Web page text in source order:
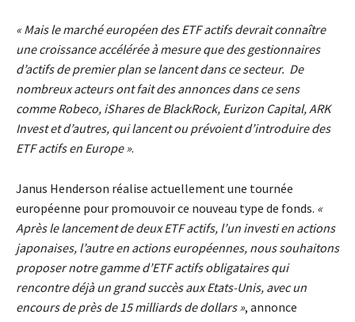
« Mais le marché européen des ETF actifs devrait connaître
une croissance accélérée à mesure que des gestionnaires
d’actifs de premier plan se lancent dans ce secteur. De
nombreux acteurs ont fait des annonces dans ce sens
comme Robeco, iShares de BlackRock, Eurizon Capital, ARK
Invest et d’autres, qui lancent ou prévoient d’introduire des
ETF actifs en Europe ».
Janus Henderson réalise actuellement une tournée
européenne pour promouvoir ce nouveau type de fonds. «
Après le lancement de deux ETF actifs, l’un investi en actions
japonaises, l’autre en actions européennes, nous souhaitons
proposer notre gamme d’ETF actifs obligataires qui
rencontre déjà un grand succès aux Etats-Unis, avec un
encours de près de 15 milliards de dollars », annonce